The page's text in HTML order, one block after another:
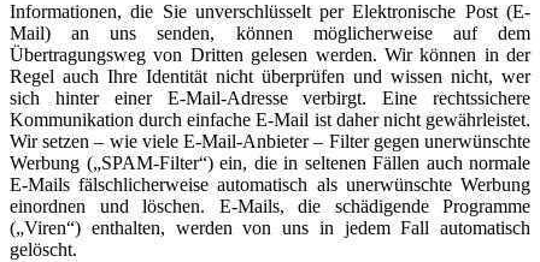
Informationen, die Sie unverschlüsselt per Elektronische Post (E-
Mail) an uns senden, können möglicherweise auf dem
Übertragungsweg von Dritten gelesen werden. Wir können in der
Regel auch Ihre Identität nicht überprüfen und wissen nicht, wer
sich hinter einer E-Mail-Adresse verbirgt. Eine rechtssichere
Kommunikation durch einfache E-Mail ist daher nicht gewährleistet.
Wir setzen – wie viele E-Mail-Anbieter – Filter gegen unerwünschte
Werbung („SPAM-Filter“) ein, die in seltenen Fällen auch normale
E-Mails fälschlicherweise automatisch als unerwünschte Werbung
einordnen und löschen. E-Mails, die schädigende Programme
(„Viren“) enthalten, werden von uns in jedem Fall automatisch
gelöscht.